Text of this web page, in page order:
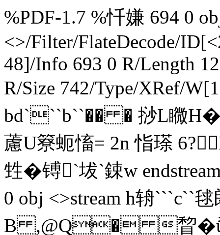
%PDF-1.7 %忏嫌 694 0
<>/Filter/FlateDecode/ID[
48]/Info 693 0 R/Length
R/Size 742/Type/XRef/
bd```b``�� � 挱L矀
藘U簝蚅慉= 2n 恉瑹
甡�镈`坺`鋉w
0 obj <>stream h辀```c``
B ,@Q� 睝�